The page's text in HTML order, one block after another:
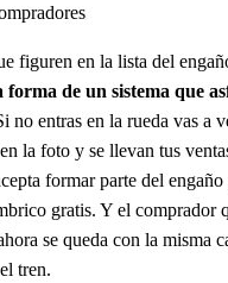
figuren en la lista del
forma de un sistema que
no entras en la rueda vas a
la foto y se llevan tus
formar parte del engaño
gratis. Y el comprador
se queda con la misma
tren.